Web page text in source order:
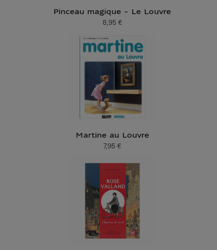
Pinceau magique - Le Louvre
Prix ​​actuel
8,95 €
Martine au Louvre
Prix ​​actuel
7,95 €